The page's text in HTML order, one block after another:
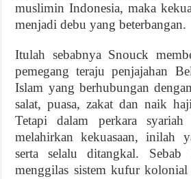
muslimin Indonesia, maka
menjadi debu yang beterbangan.
Itulah sebabnya Snouck
pemegang teraju penjajahan
Islam yang berhubungan
salat, puasa, zakat dan naik
Tetapi dalam perkara
melahirkan kekuasaan, inilah
serta selalu ditangkal. Sebab
menggilas sistem kufur